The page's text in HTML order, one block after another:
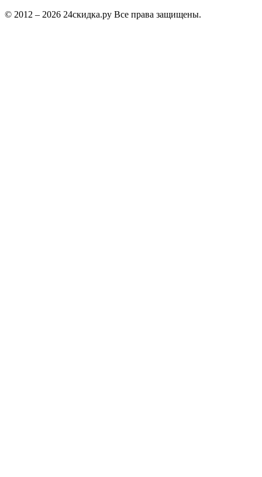
© 2012 – 2026 24скидка.ру Все права защищены.